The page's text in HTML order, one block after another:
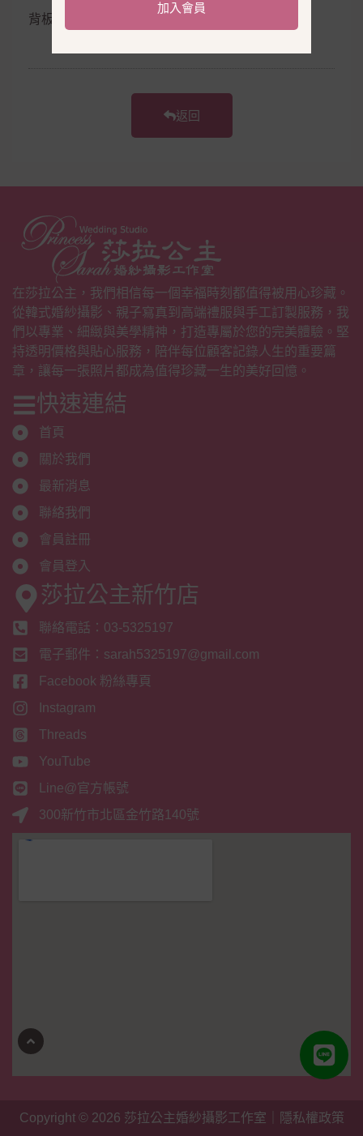
背板、婚宴會館
返回
在莎拉公主，我們相信每一個幸福時刻都值得被用心珍藏。
從韓式婚紗攝影、親子寫真到高端禮服與手工訂製服務，我
們以專業、細緻與美學精神，打造專屬於您的完美體驗。堅
持透明價格與貼心服務，陪伴每位顧客記錄人生的重要篇
章，讓每一張照片都成為值得珍藏一生的美好回憶。
快速連結
首頁
關於我們
最新消息
聯絡我們
會員註冊
會員登入
莎拉公主新竹店
聯絡電話：03-5325197
電子郵件：sarah5325197@gmail.com
Facebook 粉絲專頁
Instagram
Threads
YouTube
Line@官方帳號
300新竹市北區金竹路140號
Copyright © 2026 莎拉公主婚紗攝影工作室 隱私權政策
加入會員